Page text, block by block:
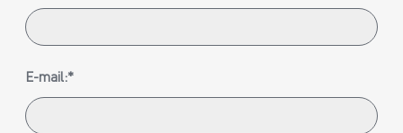
E-mail:*